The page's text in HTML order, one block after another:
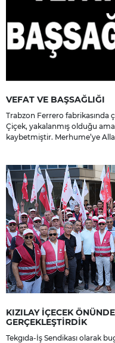
VEFAT VE BAŞSAĞLIĞI
Trabzon Ferrero fabrikasında
Çiçek, yakalanmış olduğu
kaybetmiştir. Merhume’ye
KIZILAY İÇECEK
GERÇEKLEŞTİRDİK
Tekgıda-İş Sendikası olarak